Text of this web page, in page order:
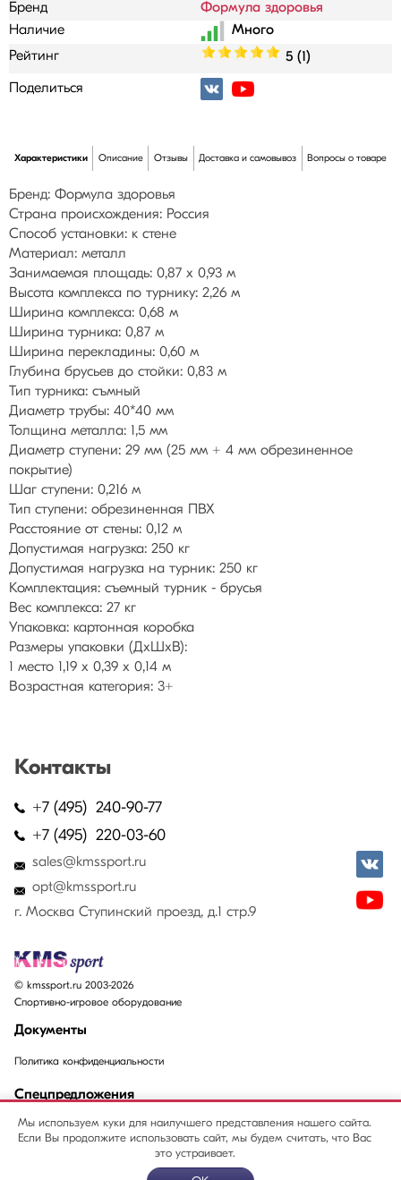
Мы используем куки для наилучшего представления нашего сайта.
Если Вы продолжите использовать сайт, мы будем считать, что Вас
это устраивает.
Бренд
Формула здоровья
Наличие
Рейтинг
5 (1)
Поделиться
Характеристики Описание Отзывы Доставка и самовывоз Вопросы о товаре
Бренд: Формула здоровья
Страна происхождения: Россия
Способ установки: к стене
Материал: металл
Занимаемая площадь: 0,87 х 0,93 м
Высота комплекса по турнику: 2,26 м
Ширина комплекса: 0,68 м
Ширина турника: 0,87 м
Ширина перекладины: 0,60 м
Глубина брусьев до стойки: 0,83 м
Тип турника: съмный
Диаметр трубы: 40*40 мм
Толщина металла: 1,5 мм
Диаметр ступени: 29 мм (25 мм + 4 мм обрезиненное
покрытие)
Шаг ступени: 0,216 м
Тип ступени: обрезиненная ПВХ
Расстояние от стены: 0,12 м
Допустимая нагрузка: 250 кг
Допустимая нагрузка на турник: 250 кг
Комплектация: съемный турник - брусья
Вес комплекса: 27 кг
Упаковка: картонная коробка
Размеры упаковки (ДхШхВ):
1 место 1,19 х 0,39 х 0,14 м
Возрастная категория: 3+
Контакты
+7 (495) 240-90-77
+7 (495) 220-03-60
sales@kmssport.ru
opt@kmssport.ru
г. Москва Ступинский проезд, д.1 стр.9
© kmssport.ru 2003-2026
Спортивно-игровое оборудование
Документы
Политика конфиденциальности
Спецпредложения
Акции